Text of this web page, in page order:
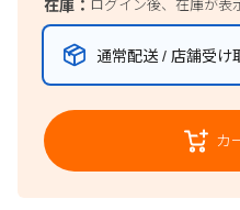
在庫： ログイン後、在庫が表
通常配送 / 店舗受け
カ